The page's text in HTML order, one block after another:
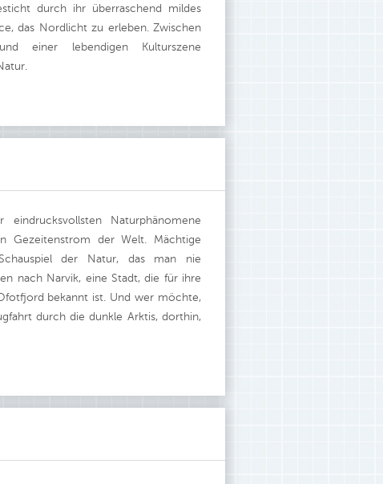
durch ihr überraschend mildes
das Nordlicht zu erleben. Zwischen
einer lebendigen Kulturszene
Naturphänomene
Gezeitenstrom der Welt. Mächtige
der Natur, das man nie
nach Narvik, eine Stadt, die für ihre
bekannt ist. Und wer möchte,
durch die dunkle Arktis, dorthin,